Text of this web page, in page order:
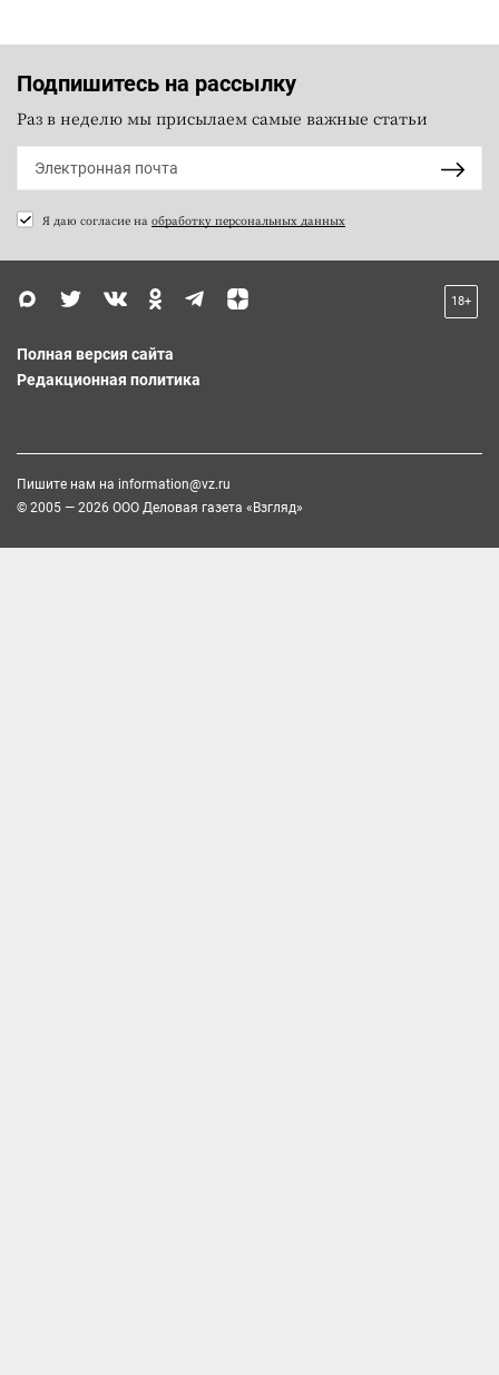
Подпишитесь на рассылку
Раз в неделю мы присылаем самые важные статьи
Я даю согласие на обработку персональных данных
18+
Полная версия сайта
Редакционная политика
Пишите нам на information@vz.ru
© 2005 — 2026 ООО Деловая газета «Взгляд»